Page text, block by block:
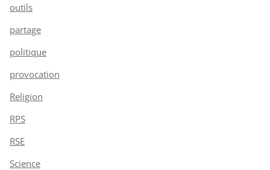
outils
partage
politique
provocation
Religion
RPS
RSE
Science